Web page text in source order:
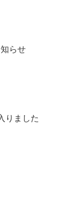
らせ
りました